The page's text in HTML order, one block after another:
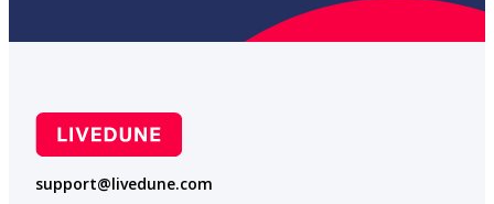
support@livedune.com